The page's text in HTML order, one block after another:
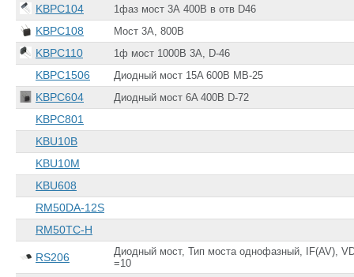
KBPC104 1фаз мост 3А 400В в отв D46
KBPC108 Мост 3А, 800В
KBPC110 1ф мост 1000В 3А, D-46
KBPC1506 Диодный мост 15A 600B MB-25
KBPC604 Диодный мост 6A 400B D-72
KBPC801
KBU10B
KBU10M
KBU608
RM50DA-12S
RM50TC-H
RS206
Диодный мост, Тип моста однофазный, IF(AV),
=10